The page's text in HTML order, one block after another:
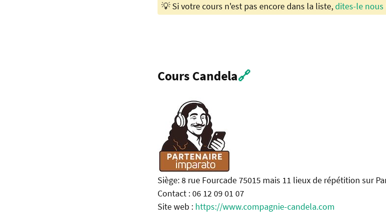
💡 Si votre cours n'est pas encore dans la liste,dites-le nous
Cours Candela🔗
Siège: 8 rue Fourcade 75015 mais 11 lieux de répétition sur
Contact : 06 12 09 01 07
Site web : https://www.compagnie-candela.com